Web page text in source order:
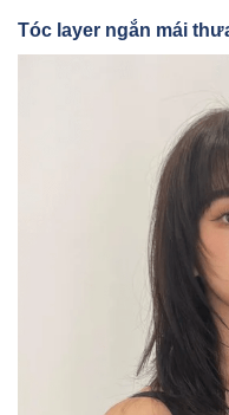
Tóc layer ngắn mái